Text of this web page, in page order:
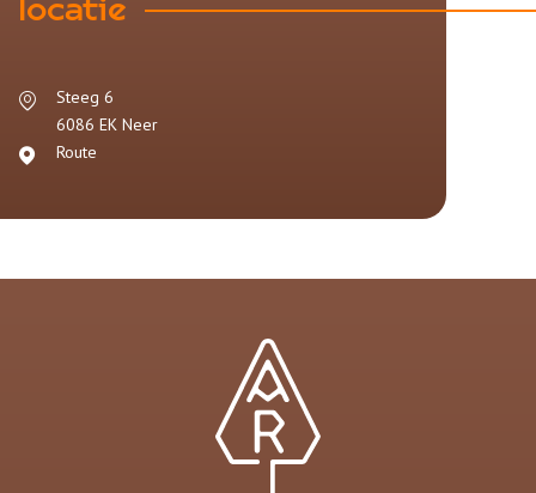
locatie
Steeg 6
6086 EK Neer
Route